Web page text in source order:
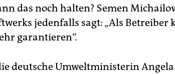
das noch halten? Semen
jedenfalls sagt: „Als
garantieren“.
deutsche Umweltministerin